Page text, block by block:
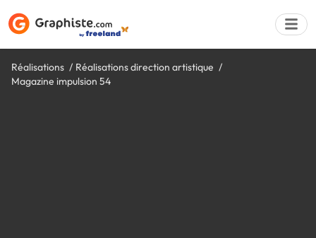
Réalisations
Réalisations direction artistique
Magazine impulsion 54